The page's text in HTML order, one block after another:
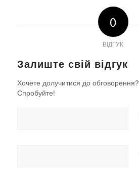
0
ВІДГУК
Залиште свій відгук
Хочете долучитися до обговорення?
Спробуйте!